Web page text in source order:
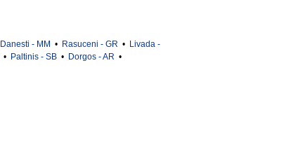
Danesti - MM • Rasuceni - GR • Livada -
• Paltinis - SB • Dorgos - AR •